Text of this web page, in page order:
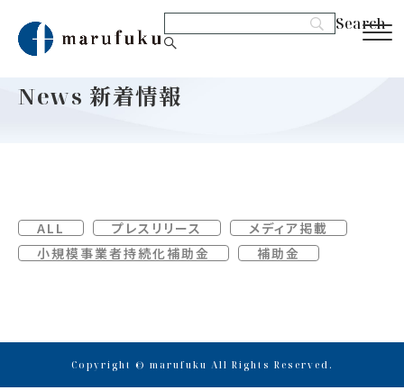
News 新着情報
ALL プレスリリース
メディア掲載
小規模事業者持続化補助金
補助金
Copyright © marufuku All Rights Reserved.